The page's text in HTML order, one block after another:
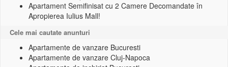
Apartament Semifinisat cu 2 Camere Decomandate în
Apropierea Iulius Mall!
Cele mai cautate anunturi
Apartamente de vanzare Bucuresti
Apartamente de vanzare Cluj-Napoca